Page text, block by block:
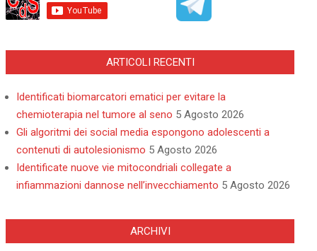
ARTICOLI RECENTI
Identificati biomarcatori ematici per evitare la
chemioterapia nel tumore al seno 5 Agosto 2026
Gli algoritmi dei social media espongono adolescenti a
contenuti di autolesionismo 5 Agosto 2026
Identificate nuove vie mitocondriali collegate a
infiammazioni dannose nell’invecchiamento 5 Agosto 2026
ARCHIVI